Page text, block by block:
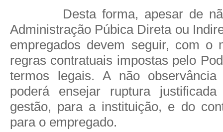
Desta forma, apesar de
Administração Púbica Direta ou
empregados devem seguir, com o
regras contratuais impostas pelo
termos legais. A não
poderá ensejar ruptura
gestão, para a instituição, e do
para o empregado.